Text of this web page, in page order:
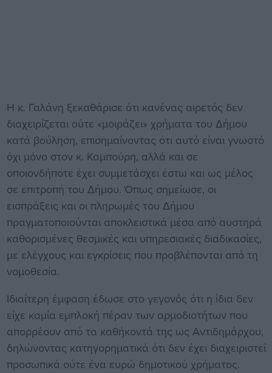
Η κ. Γαλάνη ξεκαθάρισε ότι κανένας αιρετός δεν
διαχειρίζεται ούτε «μοιράζει» χρήματα του Δήμου
κατά βούληση, επισημαίνοντας ότι αυτό είναι γνωστό
όχι μόνο στον κ. Καμπούρη, αλλά και σε
οποιονδήποτε έχει συμμετάσχει έστω και ως μέλος
σε επιτροπή του Δήμου. Όπως σημείωσε, οι
εισπράξεις και οι πληρωμές του Δήμου
πραγματοποιούνται αποκλειστικά μέσα από αυστηρά
καθορισμένες θεσμικές και υπηρεσιακές διαδικασίες,
με ελέγχους και εγκρίσεις που προβλέπονται από τη
νομοθεσία.
Ιδιαίτερη έμφαση έδωσε στο γεγονός ότι η ίδια δεν
είχε καμία εμπλοκή πέραν των αρμοδιοτήτων που
απορρέουν από τα καθήκοντά της ως Αντιδημάρχου,
δηλώνοντας κατηγορηματικά ότι δεν έχει διαχειριστεί
προσωπικά ούτε ένα ευρώ δημοτικού χρήματος.